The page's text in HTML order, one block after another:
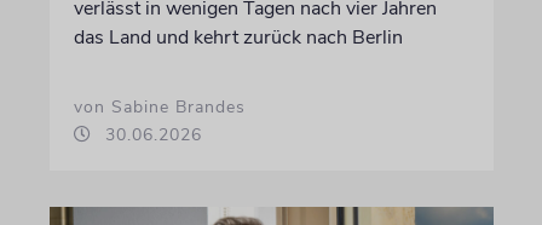
verlässt in wenigen Tagen nach vier Jahren
das Land und kehrt zurück nach Berlin
von Sabine Brandes
30.06.2026